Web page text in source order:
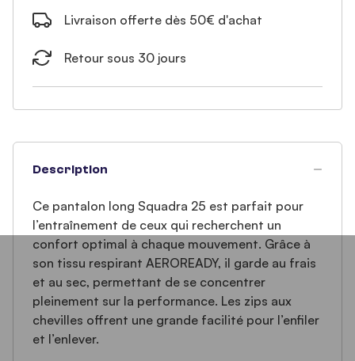
Livraison offerte dès 50€ d'achat
Retour sous 30 jours
Description
Ce pantalon long Squadra 25 est parfait pour
l’entraînement de ceux qui recherchent un
confort optimal à chaque mouvement. Grâce à
son tissu respirant AEROREADY, il garde au frais
et au sec, permettant de se concentrer
pleinement sur la performance. Les zips aux
chevilles offrent une grande facilité pour l’enfiler
et l’enlever.